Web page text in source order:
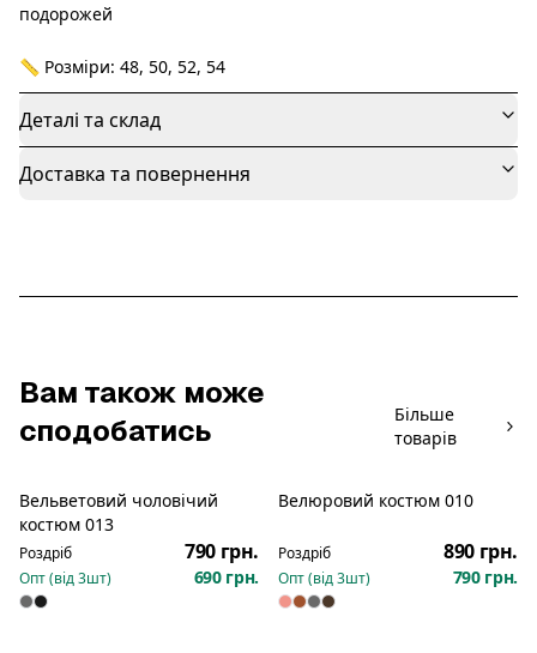
подорожей
📏 Розміри: 48, 50, 52, 54
Деталі та склад
Доставка та повернення
Вам також може
сподобатись
Більше
товарів
Новинка
Вельветовий чоловічий
костюм 013
Роздріб 790 грн.
Опт (від3шт) 690 грн.
Новинка
Велюровий костюм 010
Роздріб 890 грн.
Опт (від3шт) 790 грн.